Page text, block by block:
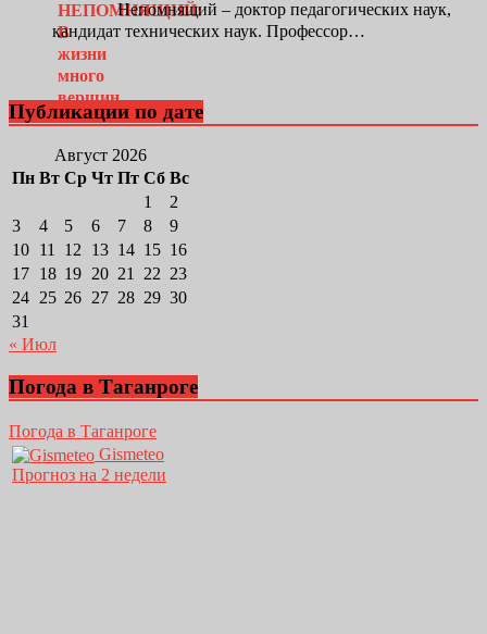
Непомнящий – доктор педагогических наук,
кандидат технических наук. Профессор…
Публикации по дате
Август 2026
Пн Вт Ср Чт Пт Сб Вс
1
2
3
4 5 6 7 8
9
10 11 12 13 14 15 16
17 18 19 20 21 22 23
24 25 26 27 28 29 30
31
« Июл
Погода в Таганроге
Погода в Таганроге
Gismeteo
Прогноз на 2 недели